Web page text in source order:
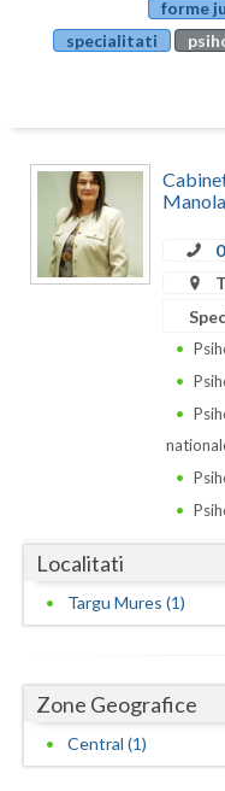
Calarasi
Caras-Severin
Cluj
Giurgiu
Gorj
Hunedoara
Ialomita
Membri
forme
specialitati
Localitati
Targu Mures (1)
Zone Geografice
Central (1)